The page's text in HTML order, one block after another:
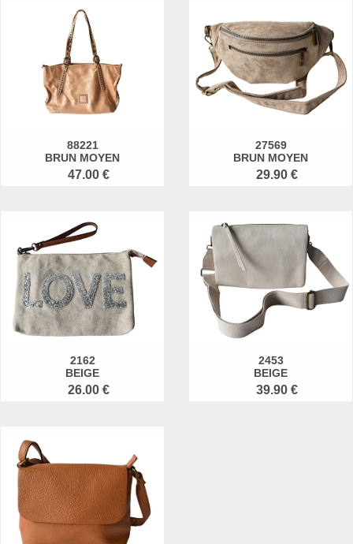
88221
BRUN MOYEN
47.00 €
27569
BRUN MOYEN
29.90 €
2162
BEIGE
26.00 €
2453
BEIGE
39.90 €